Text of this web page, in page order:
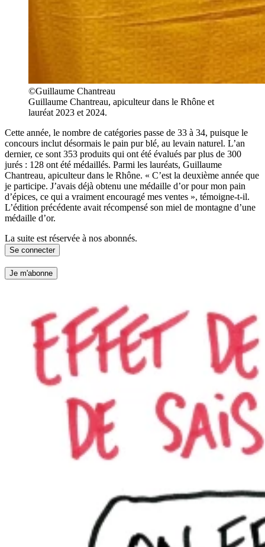
©Guillaume Chantreau
Guillaume Chantreau, apiculteur dans le Rhône et
lauréat 2023 et 2024.
Cette année, le nombre de catégories passe de 33 à 34, puisque le
concours inclut désormais le pain pur blé, au levain naturel. L’an
dernier, ce sont 353 produits qui ont été évalués par plus de 300
jurés : 128 ont été médaillés. Parmi les lauréats, Guillaume
Chantreau, apiculteur dans le Rhône. « C’est la deuxième année que
je participe. J’avais déjà obtenu une médaille d’or pour mon pain
d’épices, ce qui a vraiment encouragé mes ventes », témoigne-t-il.
L’édition précédente avait récompensé son miel de montagne d’une
médaille d’or.
La suite est réservée à nos abonnés.
Se connecter
Je m'abonne